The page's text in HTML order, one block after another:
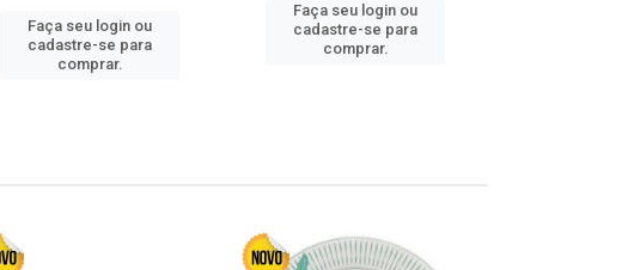
Faça seu login ou
cadastre-se para
comprar.
Faça seu login ou
cadastre-se para
comprar.